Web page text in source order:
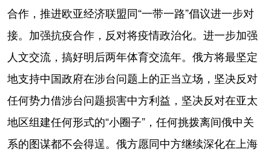
合作，推进欧亚经济联盟同“一带一路”倡议进一步对
接。加强抗疫合作，反对将疫情政治化。进一步加强
人文交流，搞好明后两年体育交流年。俄方将最坚定
地支持中国政府在涉台问题上的正当立场，坚决反对
任何势力借涉台问题损害中方利益，坚决反对在亚太
地区组建任何形式的“小圈子”，任何挑拨离间俄中关
系的图谋都不会得逞。俄方愿同中方继续深化在上海